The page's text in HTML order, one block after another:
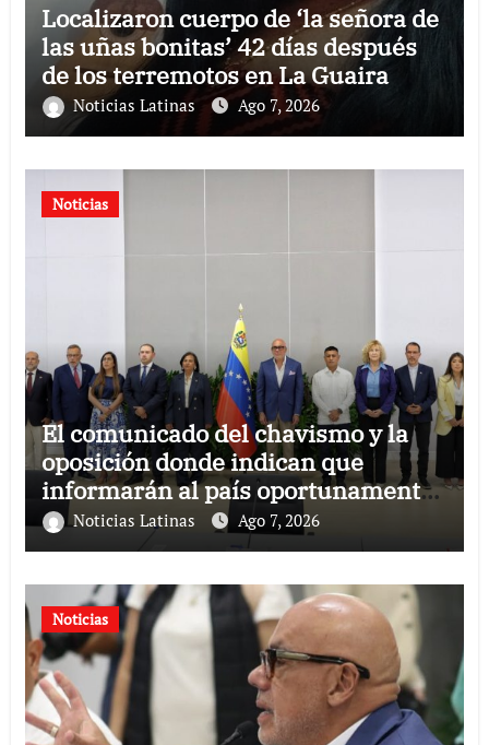
Localizaron cuerpo de ‘la señora de
las uñas bonitas’ 42 días después
de los terremotos en La Guaira
Noticias Latinas Ago 7, 2026
Noticias
El comunicado del chavismo y la
oposición donde indican que
informarán al país oportunamente
sobre los avances alcanzado
Noticias Latinas Ago 7, 2026
Noticias